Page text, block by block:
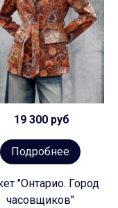
19 300 руб
Подробнее
"Онтарио. Город
часовщиков"